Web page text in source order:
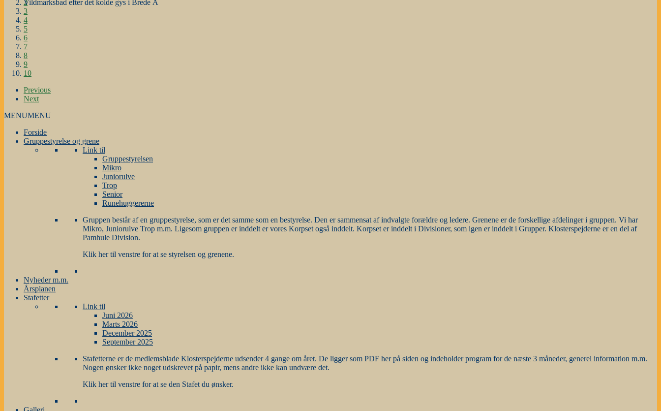
Vildmarksbad efter det kolde gys i Brede Å
2
3
4
5
6
7
8
9
10
Previous
Next
MENUMENU
Forside
Gruppestyrelse og grene
Link til
Gruppestyrelsen
Mikro
Juniorulve
Trop
Senior
Runehuggererne
Gruppen består af en gruppestyrelse, som er det samme som en bestyrelse. Den er sammensat af indvalgte forældre og ledere. Grenene er de forskellige afdelinger i gruppen. Vi har
Mikro, Juniorulve Trop m.m. Ligesom gruppen er inddelt er vores Korpset også inddelt. Korpset er inddelt i Divisioner, som igen er inddelt i Grupper. Klosterspejderne er en del af
Pamhule Division.
Klik her til venstre for at se styrelsen og grenene.
Nyheder m.m.
Årsplanen
Stafetter
Link til
Juni 2026
Marts 2026
December 2025
September 2025
Stafetterne er de medlemsblade Klosterspejderne udsender 4 gange om året. De ligger som PDF her på siden og indeholder program for de næste 3 måneder, generel information m.m.
Nogen ønsker ikke noget udskrevet på papir, mens andre ikke kan undvære det.
Klik her til venstre for at se den Stafet du ønsker.